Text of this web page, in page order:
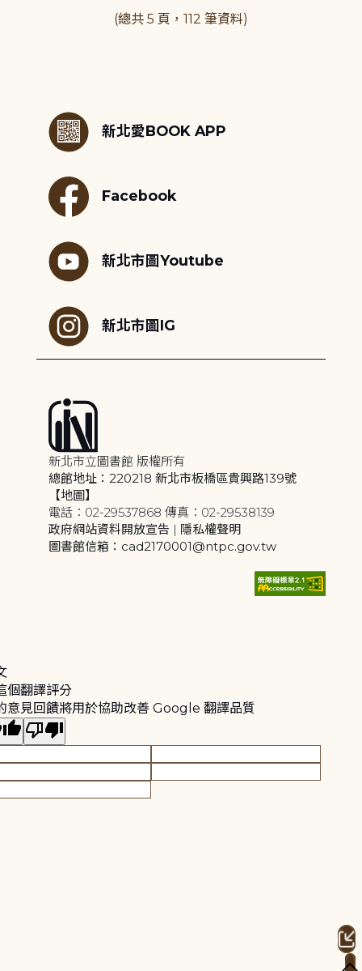
(總共 5 頁，112 筆資料)
新北愛BOOK APP
Facebook
新北市圖Youtube
新北市圖IG
新北市立圖書館 版權所有
總館地址：220218 新北市板橋區貴興路139號
【地圖】
電話：02-29537868 傳真：02-29538139
政府網站資料開放宣告 | 隱私權聲明
圖書館信箱：cad2170001@ntpc.gov.tw
個翻譯評分
意見回饋將用於協助改善 Google 翻譯品質